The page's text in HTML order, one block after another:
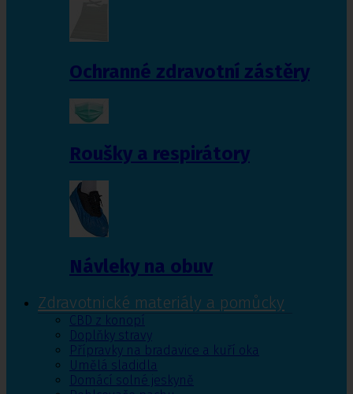
Ochranné zdravotní zástěry
Roušky a respirátory
Návleky na obuv
Zdravotnické materiály a pomůcky
CBD z konopí
Doplňky stravy
Přípravky na bradavice a kuří oka
Umělá sladidla
Domácí solné jeskyně